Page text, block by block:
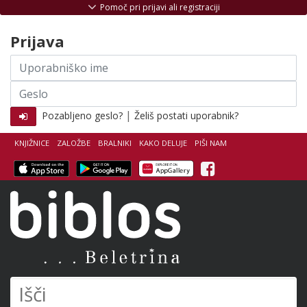
KNJIŽNICE ZALOŽBE BRALNIKI KAKO DELUJE PIŠI NAM
Facebook
Pomoč pri prijavi ali registraciji
Prijava
Uporabniško
ime
Geslo
Pozabljeno geslo? | Želiš postati uporabnik?